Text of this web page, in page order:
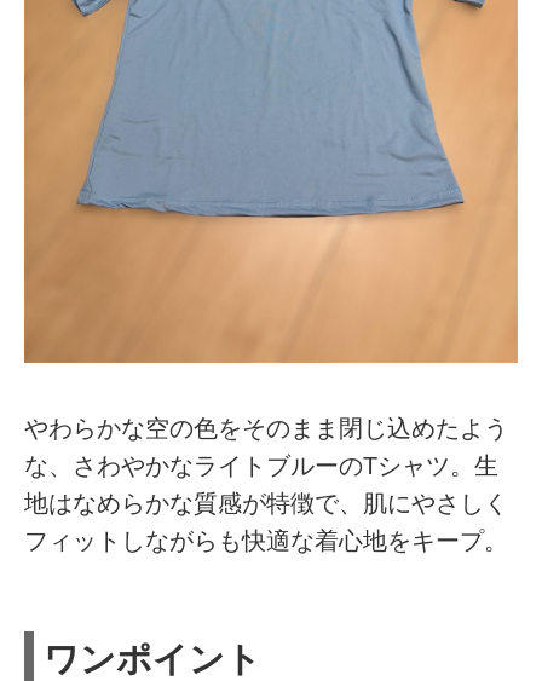
やわらかな空の色をそのまま閉じ込めたよう
な、さわやかなライトブルーのTシャツ。生
地はなめらかな質感が特徴で、肌にやさしく
フィットしながらも快適な着心地をキープ。
ワンポイント